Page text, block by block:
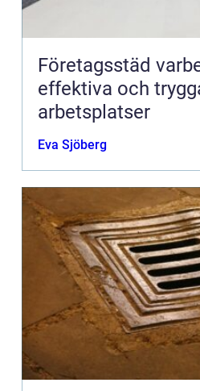
Företagsstäd
effektiva och
arbetsplatser
Eva Sjöberg